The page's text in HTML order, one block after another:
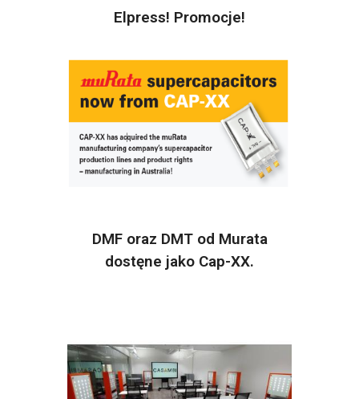
Elpress! Promocje!
DMF oraz DMT od Murata
dostęne jako Cap-XX.